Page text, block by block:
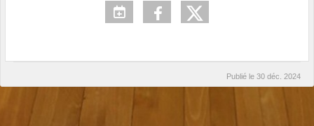
Publié le 30 déc. 2024